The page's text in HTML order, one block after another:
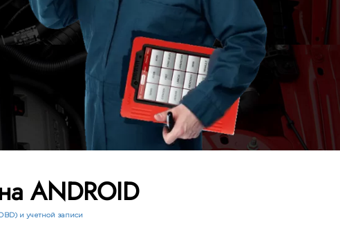
ANDROID
и учетной записи